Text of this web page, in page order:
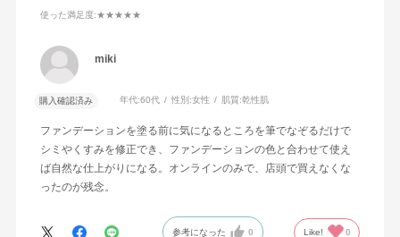
使った満足度:★★★★★
miki
購入確認済み 年代:60代 性別:女性 肌質:乾性肌
ファンデーションを塗る前に気になるところを筆でなぞるだけで
シミやくすみを修正でき、ファンデーションの色と合わせて使え
ば自然な仕上がりになる。オンラインのみで、店頭で買えなくな
ったのが残念。
参考になった 0 Like! 0